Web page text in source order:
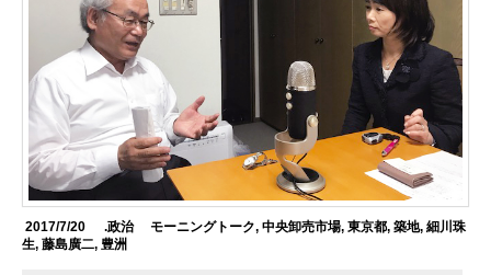
2017/7/20 .政治 モーニングトーク, 中央卸売市場, 東京都, 築地, 細川珠
生,藤島廣二, 豊洲